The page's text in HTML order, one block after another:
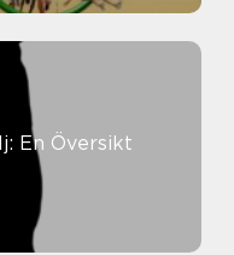
En Översikt